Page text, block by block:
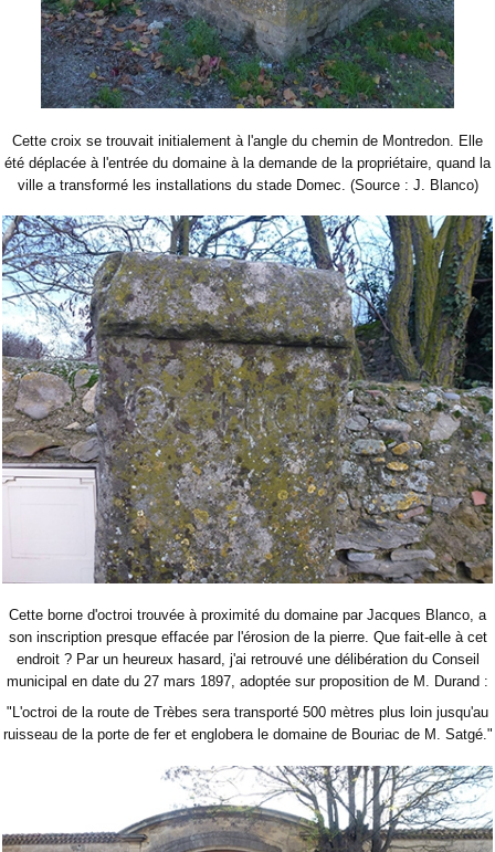
Cette croix se trouvait initialement à l'angle du chemin de Montredon. Elle
été déplacée à l'entrée du domaine à la demande de la propriétaire, quand la
ville a transformé les installations du stade Domec. (Source : J. Blanco)
Cette borne d'octroi trouvée à proximité du domaine par Jacques Blanco, a
son inscription presque effacée par l'érosion de la pierre. Que fait-elle à cet
endroit ? Par un heureux hasard, j'ai retrouvé une délibération du Conseil
municipal en date du 27 mars 1897, adoptée sur proposition de M. Durand :
"L'octroi de la route de Trèbes sera transporté 500 mètres plus loin jusqu'au
ruisseau de la porte de fer et englobera le domaine de Bouriac de M. Satgé."